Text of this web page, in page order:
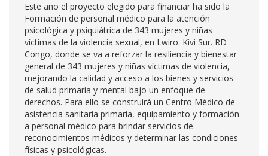
Este año el proyecto elegido para financiar ha sido la
Formación de personal médico para la atención
psicológica y psiquiátrica de 343 mujeres y niñas
víctimas de la violencia sexual, en Lwiro. Kivi Sur. RD
Congo, donde se va a reforzar la resiliencia y bienestar
general de 343 mujeres y niñas víctimas de violencia,
mejorando la calidad y acceso a los bienes y servicios
de salud primaria y mental bajo un enfoque de
derechos. Para ello se construirá un Centro Médico de
asistencia sanitaria primaria, equipamiento y formación
a personal médico para brindar servicios de
reconocimientos médicos y determinar las condiciones
físicas y psicológicas.